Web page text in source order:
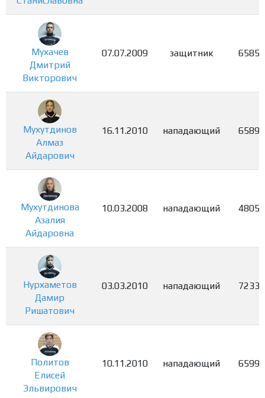
Мухачев
Дмитрий
Викторович
07.07.2009 защитник 6585
Мухутдинов
Алмаз
Айдарович
16.11.2010 нападающий 6589
Мухутдинова
Азалия
Айдаровна
10.03.2008 нападающий 4805
Нурхаметов
Дамир
Ришатович
03.03.2010 нападающий 7233
Политов
Елисей
Эльвирович
10.11.2010 нападающий 6599